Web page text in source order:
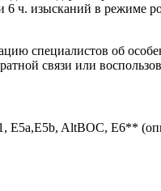
6 ч. изысканий в
специалистов об
связи или
E5a,E5b, AltBOC, E6**